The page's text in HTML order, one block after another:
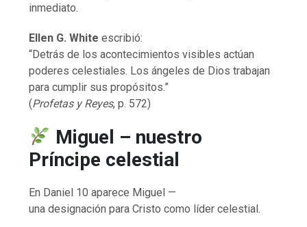
inmediato.
Ellen G. White escribió:
“Detrás de los acontecimientos visibles actúan
poderes celestiales. Los ángeles de Dios trabajan
para cumplir sus propósitos.”
(Profetas y Reyes, p. 572)
Miguel – nuestro
Príncipe celestial
En Daniel 10 aparece Miguel —
una designación para Cristo como líder celestial.